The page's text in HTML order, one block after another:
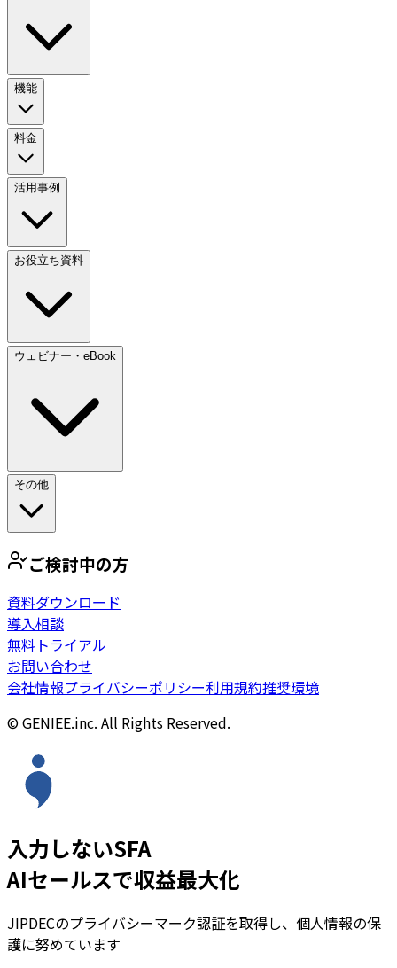
機能
料金
活用事例
お役立ち資料
ウェビナー・eBook
その他
ご検討中の方
資料ダウンロード
導入相談
無料トライアル
お問い合わせ
会社情報プライバシーポリシー利用規約推奨環境
© GENIEE.inc. All Rights Reserved.
入力しないSFA
AIセールスで収益最大化
JIPDECのプライバシーマーク認証を取得し、個人情報の保
護に努めています